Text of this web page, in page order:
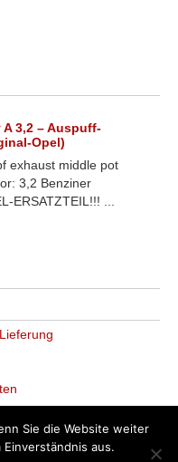
3,2 – Auspuff-
Opel)
exhaust middle pot
3,2 Benziner
ERSATZTEIL!!! ...
Sie die Website weiter
aus.